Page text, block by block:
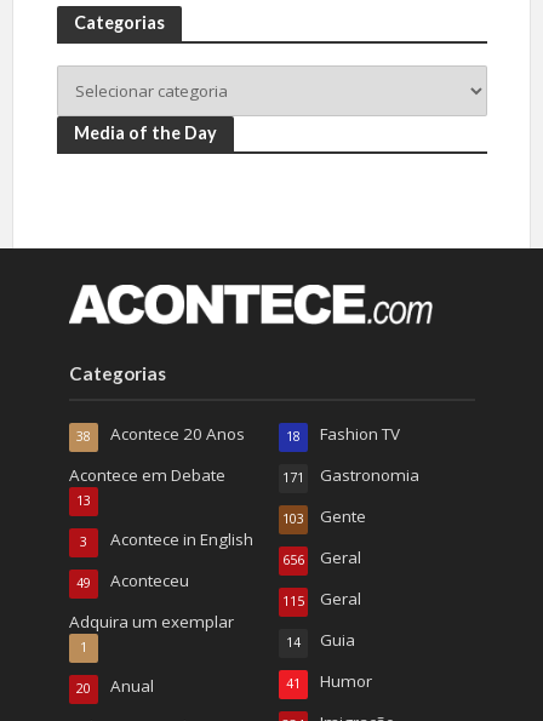
Categorias
Media of the Day
Categorias
Acontece 20 Anos
38
Acontece em Debate
13
Acontece in English
3
Aconteceu
49
Adquira um exemplar
1
Anual
20
Fashion TV
18
Gastronomia
171
Gente
103
Geral
656
Geral
115
Guia
14
Humor
41